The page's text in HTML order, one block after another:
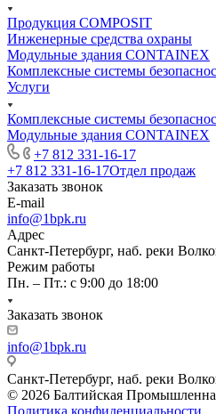
Продукция COMPOSIT
Инженерные средства охраны
Модульные здания CONTAINEX
Комплексные системы
Услуги
Комплексные системы
Модульные здания CONTAINEX
+7 812 331-16-17
+7 812 331-16-17Отдел продаж
Заказать звонок
E-mail
info@1bpk.ru
Адрес
Санкт-Петербург, наб. реки
Режим работы
Пн. – Пт.: с 9:00 до 18:00
Заказать звонок
info@1bpk.ru
Санкт-Петербург, наб. реки
© 2026 Балтийская